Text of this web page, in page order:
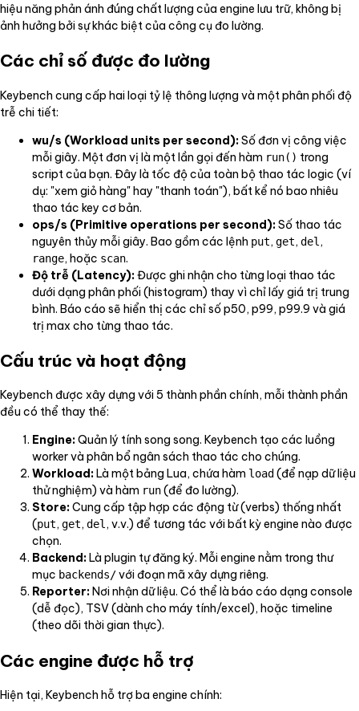
hiệu năng phản ánh đúng chất lượng của engine lưu trữ, không bị
ảnh hưởng bởi sự khác biệt của công cụ đo lường.
Các chỉ số được đo lường
Keybench cung cấp hai loại tỷ lệ thông lượng và một phân phối độ
trễ chi tiết:
wu/s (Workload units per second):Số đơn vị công việc
mỗi giây. Một đơn vị là một lần gọi đến hàm run() trong
script của bạn. Đây là tốc độ của toàn bộ thao tác logic (ví
dụ: "xem giỏ hàng" hay "thanh toán"), bất kể nó bao nhiêu
thao tác key cơ bản.
ops/s (Primitive operations per second):Số thao tác
nguyên thủy mỗi giây. Bao gồm các lệnh put, get, del ,
range, hoặc scan.
Độ trễ (Latency):Được ghi nhận cho từng loại thao tác
dưới dạng phân phối (histogram) thay vì chỉ lấy giá trị trung
bình. Báo cáo sẽ hiển thị các chỉ số p50, p99, p99.9 và giá
trị max cho từng thao tác.
Cấu trúc và hoạt động
Keybench được xây dựng với 5 thành phần chính, mỗi thành phần
đều có thể thay thế:
Engine:Quản lý tính song song. Keybench tạo các luồng
worker và phân bổ ngân sách thao tác cho chúng.
Workload: Là một bảng Lua, chứa hàm load (để nạp dữ liệu
thử nghiệm) và hàm run(để đo lường).
Store:Cung cấp tập hợp các động từ (verbs) thống nhất
(put, get, del, v.v.) để tương tác với bất kỳ engine nào được
chọn.
Backend: Là plugin tự đăng ký. Mỗi engine nằm trong thư
mục backends/với đoạn mã xây dựng riêng.
Reporter: Nơi nhận dữ liệu. Có thể là báo cáo dạng console
(dễ đọc), TSV (dành cho máy tính/excel), hoặc timeline
(theo dõi thời gian thực).
Các engine được hỗ trợ
Hiện tại, Keybench hỗ trợ ba engine chính: